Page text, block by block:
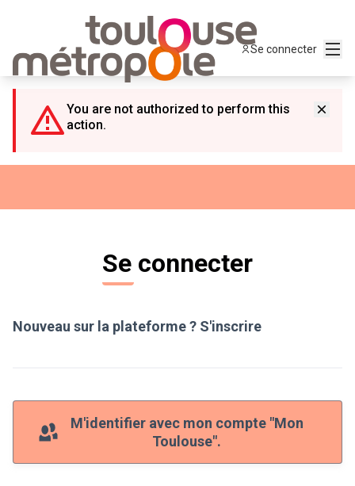
Se connecter
You are not authorized to perform this
action.
Se connecter
Nouveau sur la plateforme ? S'inscrire
M'identifier avec mon compte "Mon
Toulouse".